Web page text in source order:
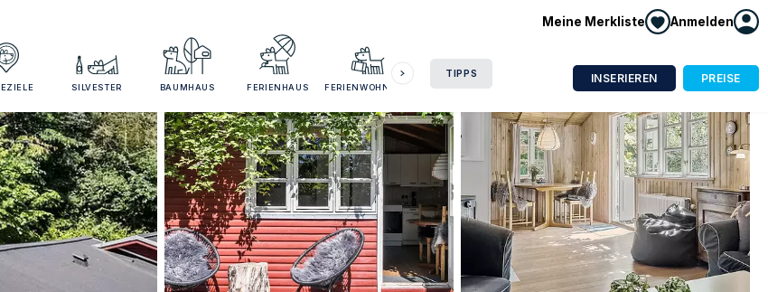
Meine Merkliste Anmelden
SILVESTER BAUMHAUS FERIENHAUS FERIENWOHNUNG
TIPPS INSERIEREN PREISE